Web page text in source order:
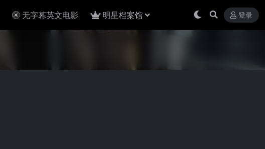
无字幕英文电影 明星档案馆 登录